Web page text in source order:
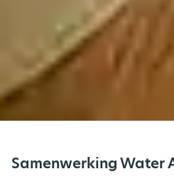
Samenwerking Water